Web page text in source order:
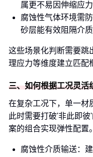
属更不易因伸缩应
腐蚀性气体环境需
砂层能有效阻隔介
这些场景化判断需要跳
理应力等维度建立匹配
三、如何根据工况灵活
在复杂工况下，单一材
此时需要打破'非此即
案的组合实现弹性配置。
腐蚀性介质输送：